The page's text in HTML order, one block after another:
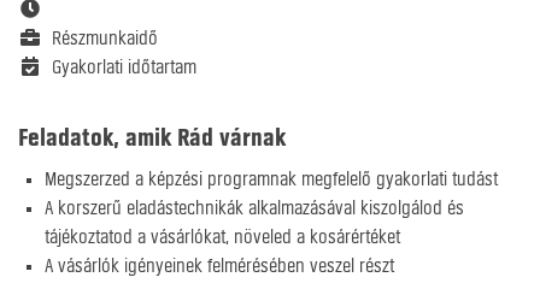
Részmunkaidő
Gyakorlati időtartam
Feladatok, amik Rád várnak
Megszerzed a képzési programnak megfelelő gyakorlati tudást
A korszerű eladástechnikák alkalmazásával kiszolgálod és
tájékoztatod a vásárlókat, növeled a kosárértéket
A vásárlók igényeinek felmérésében veszel részt